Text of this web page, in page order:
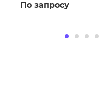
По запросу